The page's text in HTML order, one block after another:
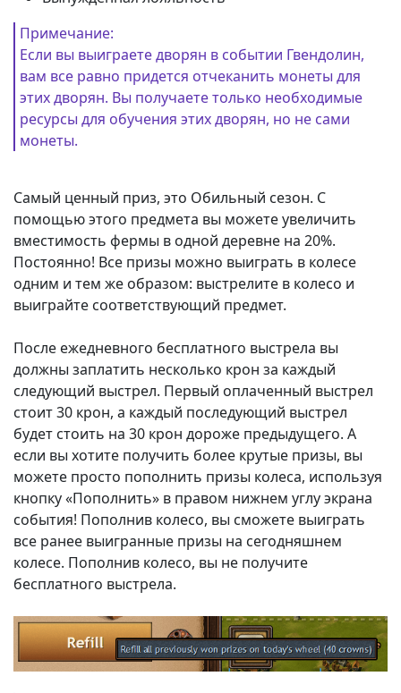
Примечание:
Если вы выиграете дворян в событии Гвендолин,
вам все равно придется отчеканить монеты для
этих дворян. Вы получаете только необходимые
ресурсы для обучения этих дворян, но не сами
монеты.
Самый ценный приз, это Обильный сезон. С
помощью этого предмета вы можете увеличить
вместимость фермы в одной деревне на 20%.
Постоянно! Все призы можно выиграть в колесе
одним и тем же образом: выстрелите в колесо и
выиграйте соответствующий предмет.
После ежедневного бесплатного выстрела вы
должны заплатить несколько крон за каждый
следующий выстрел. Первый оплаченный выстрел
стоит 30 крон, а каждый последующий выстрел
будет стоить на 30 крон дороже предыдущего. А
если вы хотите получить более крутые призы, вы
можете просто пополнить призы колеса, используя
кнопку «Пополнить» в правом нижнем углу экрана
события! Пополнив колесо, вы сможете выиграть
все ранее выигранные призы на сегодняшнем
колесе. Пополнив колесо, вы не получите
бесплатного выстрела.